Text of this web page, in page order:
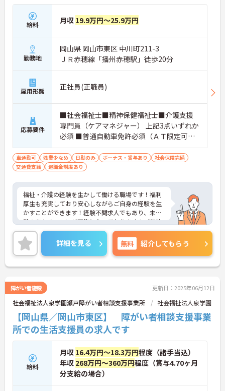
給料 月収 19.9万円～25.9万円
勤務地
岡山県 岡山市東区 中川町211-3
ＪＲ赤穂線「播州赤穂駅」徒歩20分
雇用形態 正社員(正職員)
応募要件
■社会福祉士■精神保健福祉士■介護支援
専門員（ケアマネジャー） 上記3点いずれか
必須 ■普通自動車免許必須（ＡＴ限定可）
■経験不問
車通勤可 残業少なめ 日勤のみ ボーナス・賞与あり
社会保険完備
交通費支給
退職金制度あり
福祉・介護の経験を生かして働ける職場です！福利
厚生も充実しており安心しながらご自身の経験を生
かすことができます！経験不問求人でもあり、未経
験の方もチャレンジ可能となっております！ご興味
のある方はご面接のポイントをお伝えしますので、
ご気軽にお問い合わせください。
詳細を見る 無料 紹介してもらう
障がい者施設 更新日：2025年06月12日
社会福祉法人泉学園瀬戸障がい者相談支援事業所 社会福祉法人泉学園
【岡山県／岡山市東区】 障がい者相談支援事業
所での生活支援員の求人です
給料
月収 16.4万円～18.3万円程度（諸手当込）
年収 268万円～360万円程度（賞与4.70ヶ月
分支給の場合）